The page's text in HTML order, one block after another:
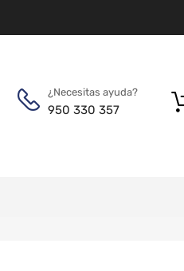
¿Necesitas ayuda?
950 330 357